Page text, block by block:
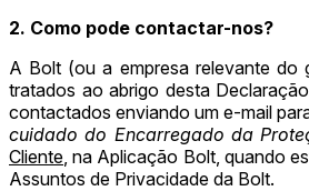
2. Como pode contactar-nos?
A Bolt (ou a empresa relevante
tratados ao abrigo desta
contactados enviando um e-mail
cuidado do Encarregado da
Cliente , na Aplicação Bolt, quando
Assuntos de Privacidade da Bolt.